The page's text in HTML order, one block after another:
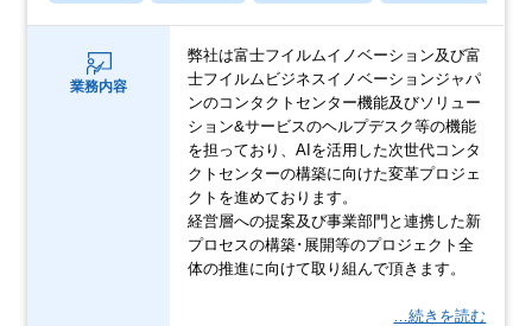
業務内容
弊社は富士フイルムイノベーション及び富
士フイルムビジネスイノベーションジャパ
ンのコンタクトセンター機能及びソリュー
ション&サービスのヘルプデスク等の機能
を担っており、AIを活用した次世代コンタ
クトセンターの構築に向けた変革プロジェ
クトを進めております。
経営層への提案及び事業部門と連携した新
プロセスの構築･展開等のプロジェクト全
体の推進に向けて取り組んで頂きます。
…続きを読む